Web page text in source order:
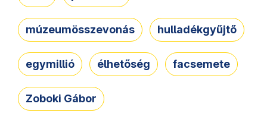
múzeumösszevonás hulladékgyűjtő
egymillió élhetőség facsemete
Zoboki Gábor